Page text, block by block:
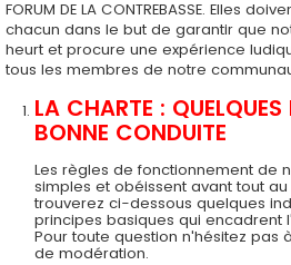
FORUM DE LA CONTREBASSE. Elles
chacun dans le but de garantir que
heurt et procure une expérience
tous les membres de notre
LA CHARTE : QUELQUES
BONNE CONDUITE
Les règles de fonctionnement de
simples et obéissent avant tout au
trouverez ci-dessous quelques
principes basiques qui encadrent
Pour toute question n'hésitez pas
de modération.